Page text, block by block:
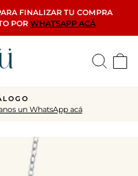
FINALIZAR TU COMPRA
POR WHATSAPP ACÁ
un WhatsApp acá